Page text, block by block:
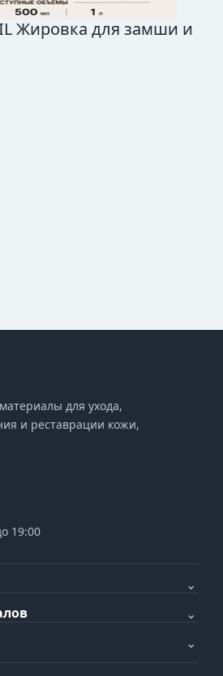
Жировка для замши и
для ухода,
и реставрации кожи,
19:00
⌄
⌄
⌄